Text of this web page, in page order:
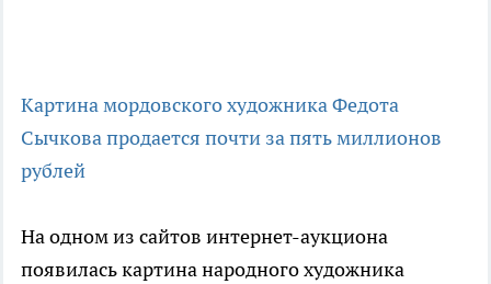
Картина мордовского художника Федота
Сычкова продается почти за пять миллионов
рублей
На одном из сайтов интернет-аукциона
появилась картина народного художника